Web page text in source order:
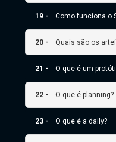
19 - Como funciona o
20 - Quais são os
21 - O que é um
22 - O que é planning?
23 - O que é a daily?